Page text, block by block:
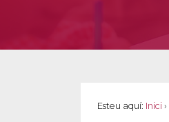
Esteu aquí: Inici ›